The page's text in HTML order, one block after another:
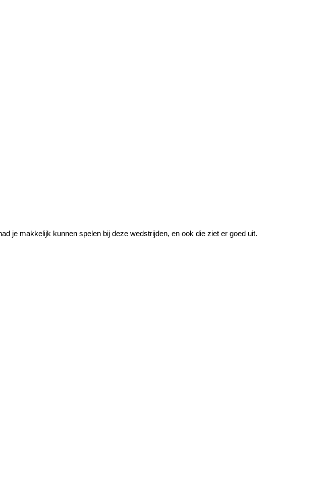
je makkelijk kunnen spelen bij deze wedstrijden, en ook die ziet er goed uit.